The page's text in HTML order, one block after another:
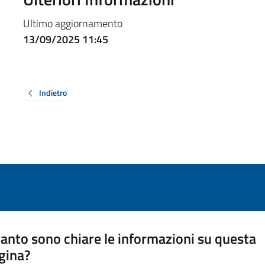
Ultimo aggiornamento
13/09/2025 11:45
Indietro
sono chiare le informazioni su questa